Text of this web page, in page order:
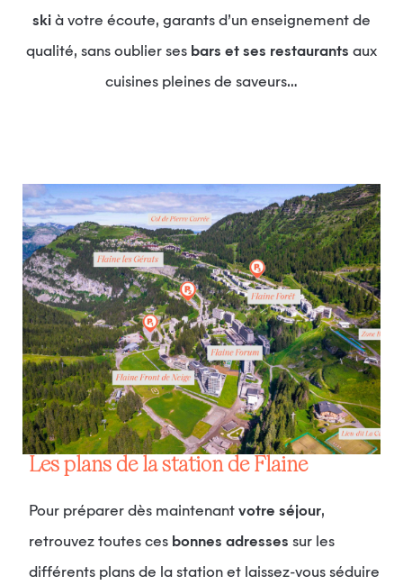
ski à votre écoute, garants d’un enseignement de
qualité, sans oublier ses bars et ses restaurants aux
cuisines pleines de saveurs…
Les plans de la station de Flaine
Pour préparer dès maintenant votre séjour,
retrouvez toutes ces bonnes adresses sur les
différents plans de la station et laissez-vous séduire